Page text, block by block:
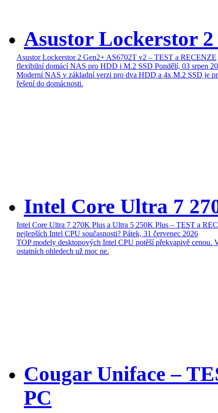
Asustor Lockerstor
Asustor Lockerstor 2 Gen2+ AS6702T v2 – TEST a RECENZE
flexibilní domácí NAS pro HDD i M.2 SSD Pondělí, 03 srpen
Moderní NAS v základní verzi pro dva HDD a 4x M.2 SSD je
řešení do domácnosti.
Intel Core Ultra 7
Intel Core Ultra 7 270K Plus a Ultra 5 250K Plus – TEST a
nejlepších Intel CPU současnosti? Pátek, 31 červenec 2026
TOP modely desktopových Intel CPU potěší překvapivě cenou.
ostatních ohledech už moc ne.
Cougar Uniface –
PC